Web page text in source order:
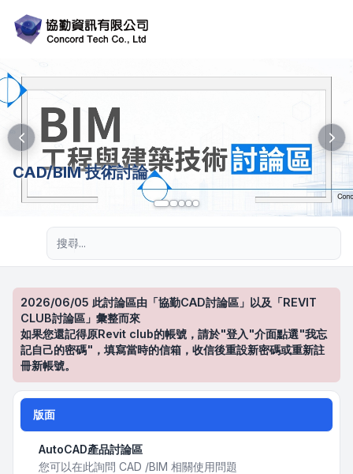
CAD/BIM 技術討論
2026/06/05 此討論區由「協勤CAD討論區」以及「REVIT
CLUB討論區」彙整而來
如果您還記得原Revit club的帳號，請於"登入"介面點選"我忘
記自己的密碼"，填寫當時的信箱，收信後重設新密碼或重新註
冊新帳號。
版面
AutoCAD產品討論區
您可以在此詢問 CAD /BIM 相關使用問題